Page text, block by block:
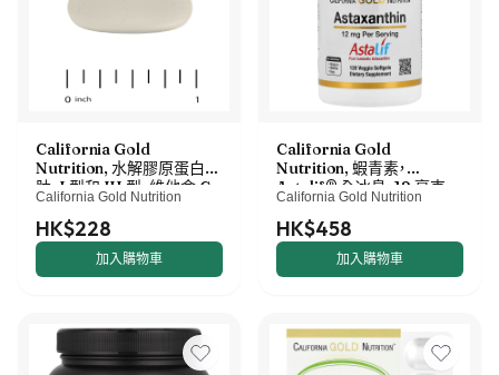
California Gold
Nutrition, 水解膠原蛋白
肽，I 型和 III 型，維他命 C，
250 片
California Gold Nutrition
HK$228
加入購物車
California Gold
Nutrition, 蝦青素，
Astalif® 全冰島，12 毫克，
120 粒素食軟膠囊
California Gold Nutrition
HK$458
加入購物車